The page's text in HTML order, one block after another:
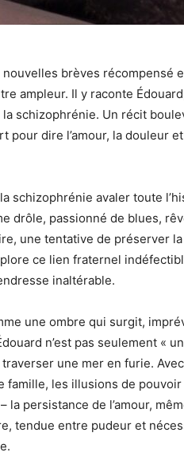
nouvelles brèves récompensé
ampleur. Il y raconte
schizophrénie. Un récit
pour dire l’amour, la douleur
schizophrénie avaler toute
drôle, passionné de blues,
une tentative de préserver
ce lien fraternel
inaltérable.
une ombre qui surgit,
n’est pas seulement «
une mer en furie.
famille, les illusions de
la persistance de l’amour,
tendue entre pudeur et